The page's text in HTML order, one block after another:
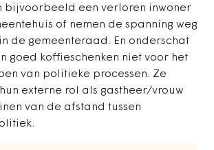
bijvoorbeeld een verloren inwoner
of nemen de spanning weg
de gemeenteraad. En onderschat
goed koffieschenken niet voor het
van politieke processen. Ze
externe rol als gastheer/vrouw
van de afstand tussen